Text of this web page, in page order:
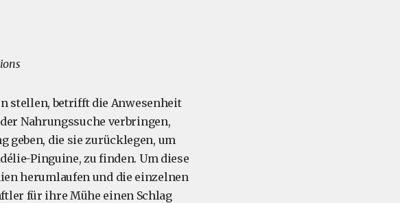
stellen, betrifft die Anwesenheit
Nahrungssuche verbringen,
geben, die sie zurücklegen, um
Pinguine, zu finden. Um diese
herumlaufen und die einzelnen
für ihre Mühe einen Schlag